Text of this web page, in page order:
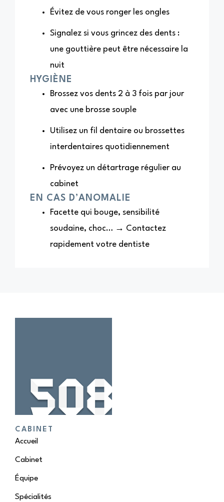
Évitez de vous ronger les ongles
Signalez si vous grincez des dents :
une gouttière peut être nécessaire la
nuit
HYGIÈNE
Brossez vos dents 2 à 3 fois par jour
avec une brosse souple
Utilisez un fil dentaire ou brossettes
interdentaires quotidiennement
Prévoyez un détartrage régulier au
cabinet
EN CAS D’ANOMALIE
Facette qui bouge, sensibilité
soudaine, choc… → Contactez
rapidement votre dentiste
CABINET
Accueil
Cabinet
Équipe
Spécialités